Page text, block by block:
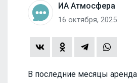
ИА Атмосфера
16 октября, 2025
В последние месяцы